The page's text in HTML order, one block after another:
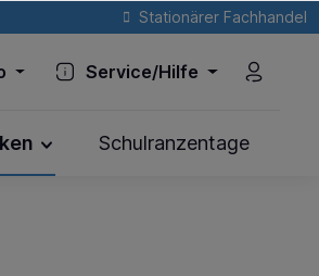
Stationärer Fachhandel
Service/Hilfe
Schulranzentage